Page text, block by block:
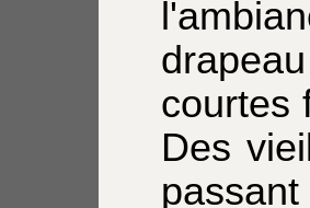
courtes
Des